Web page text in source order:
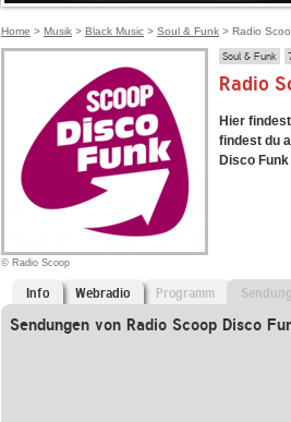
ANTENNE
Home > Musik > Black Music > Soul & Funk > Radio
© Radio Scoop
Soul & Funk
Radio
Hier
findest du
Disco
Info Webradio Programm
Sendungen von Radio Scoop Disco